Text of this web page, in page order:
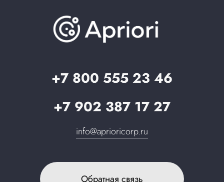
+7 800 555 23 46
+7 902 387 17 27
info@aprioricorp.ru
Обратная связь
О компании
Вопрос-ответ
Запрос в поддержку